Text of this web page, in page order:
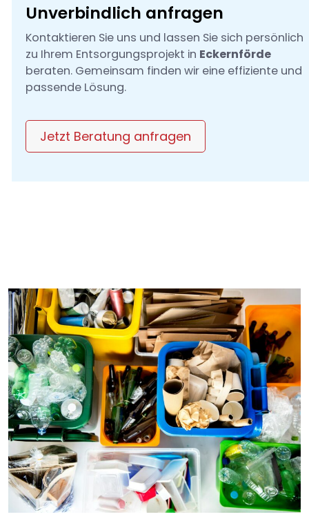
Unverbindlich anfragen
Kontaktieren Sie uns und lassen Sie sich persönlich
zu Ihrem Entsorgungsprojekt in Eckernförde
beraten. Gemeinsam finden wir eine effiziente und
passende Lösung.
Jetzt Beratung anfragen